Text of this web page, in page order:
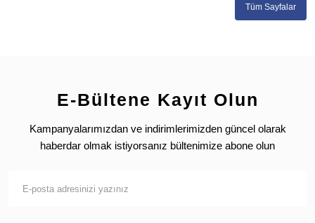
Tüm Sayfalar
E-Bültene Kayıt Olun
Kampanyalarımızdan ve indirimlerimizden güncel olarak
haberdar olmak istiyorsanız bültenimize abone olun